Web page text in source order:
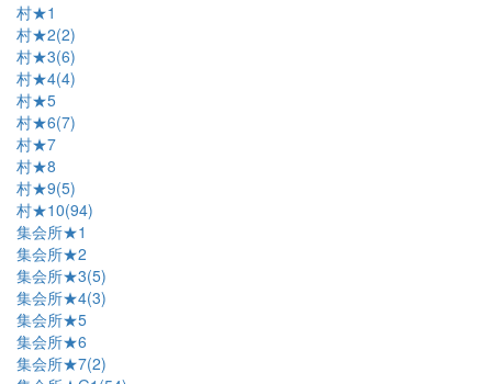
村★1
村★2(2)
村★3(6)
村★4(4)
村★5
村★6(7)
村★7
村★8
村★9(5)
村★10(94)
集会所★1
集会所★2
集会所★3(5)
集会所★4(3)
集会所★5
集会所★6
集会所★7(2)